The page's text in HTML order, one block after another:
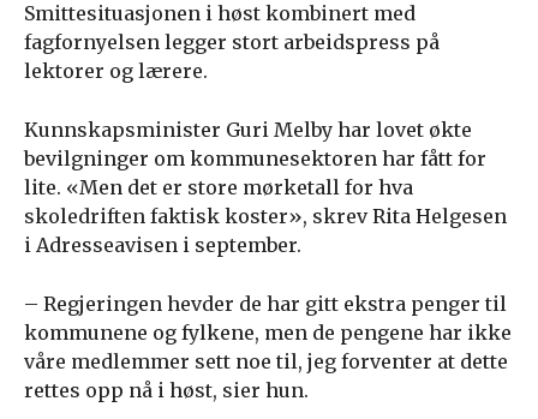
Smittesituasjonen i høst kombinert med
fagfornyelsen legger stort arbeidspress på
lektorer og lærere.
Kunnskapsminister Guri Melby har lovet økte
bevilgninger om kommunesektoren har fått for
lite. «Men det er store mørketall for hva
skoledriften faktisk koster», skrev Rita Helgesen
i Adresseavisen i september.
– Regjeringen hevder de har gitt ekstra penger til
kommunene og fylkene, men de pengene har ikke
våre medlemmer sett noe til, jeg forventer at dette
rettes opp nå i høst, sier hun.